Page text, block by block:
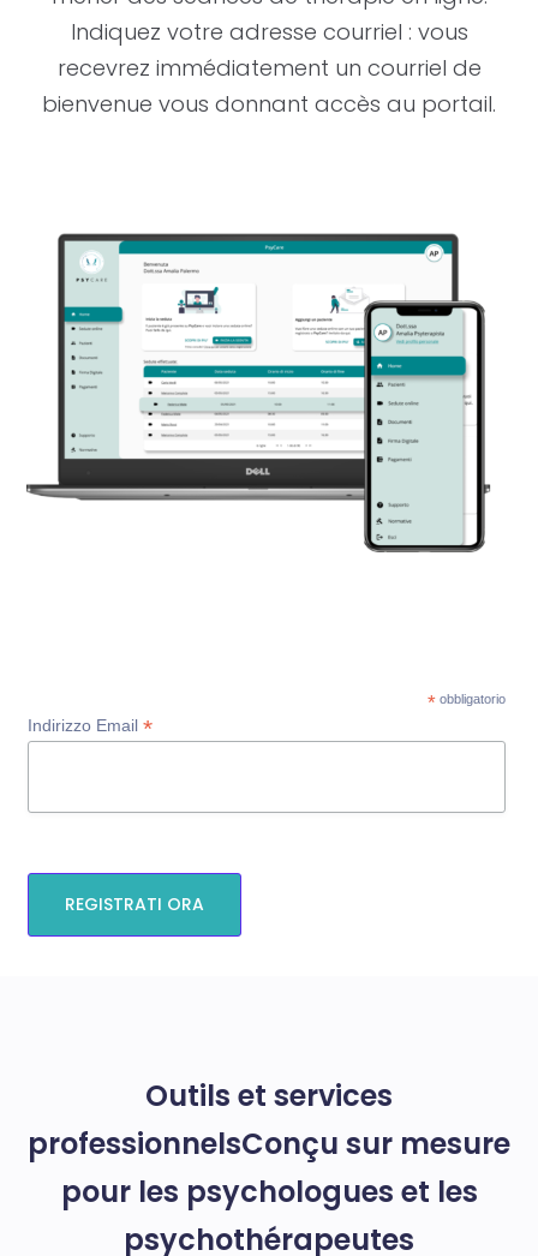
Indiquez votre adresse courriel : vous
recevrez immédiatement un courriel de
bienvenue vous donnant accès au portail.
* obbligatorio
Indirizzo Email *
REGISTRATI ORA
Outils et services
professionnelsConçu sur mesure
pour les psychologues et les
psychothérapeutes